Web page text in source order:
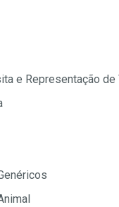
e Representação de